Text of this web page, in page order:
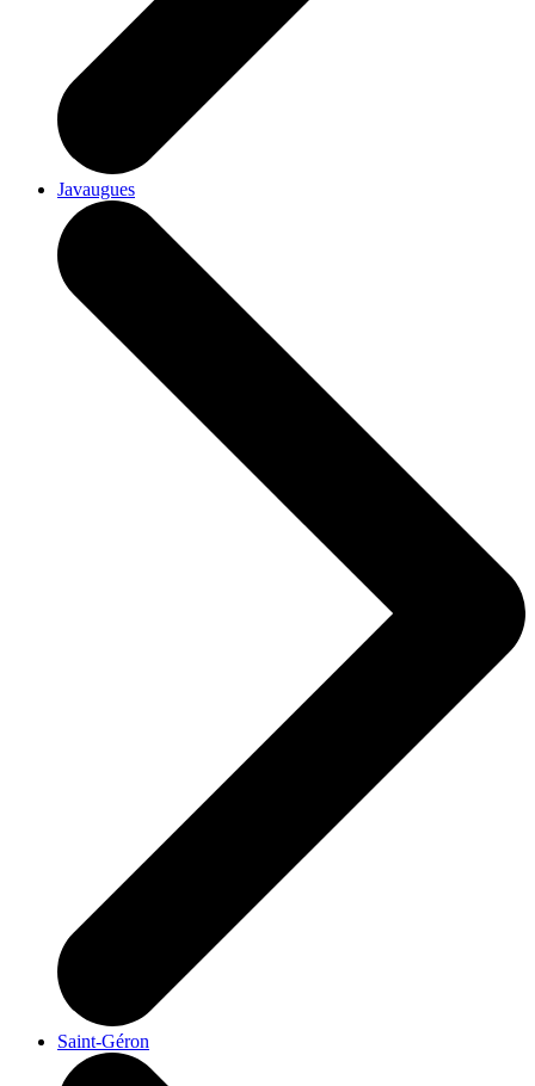
Javaugues
Saint-Géron